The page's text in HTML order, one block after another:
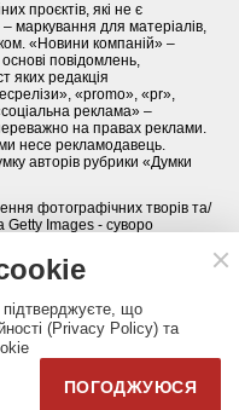
проєктів, які не є
маркування для матеріалів,
«Новини компаній» –
повідомлень,
яких редакція
«promo», «pr»,
реклама» –
на правах реклами.
несе рекламодавець.
авторів рубрики «Думки
фотографічних творів та/
Getty Images - суворо
Правила сайту
що
(Privacy Policy) та
ПОГОДЖУЮСЯ